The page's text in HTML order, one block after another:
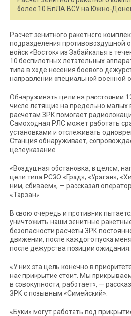
более 10 БпЛА ВСУ на Южно-
Расчет зенитного ракетного
подразделения противовоздушной
войск «Восток» из Забайкалья в
10 беспилотных летательных
типа в ходе несения боевого
направлении специальной военной
Обнаруживать цели на расстоянии
числе летящие на предельно малых
расчетам ЗРК помогает
Самоходная РЛС может работать
установками и отслеживать
Станция обнаруживает,
целеуказание.
«Воздушная обстановка, в целом,
цели типа РСЗО «Град», «Ураган»,
ним, сбиваем», — рассказал
«Тарзан».
В свою очередь и противник
уничтожить наши зенитные
безопасности расчёты ЗРК
движении, после каждого пуска
после дежурства позиции ожидания.
«У них эта цель конечно в
нас прикрытие стоит. Мы
в совокупности, работает», —
ЗРК с позывным «Симейский».
«Буки» могут работать под